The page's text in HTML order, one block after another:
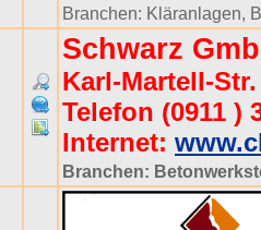
Branchen: Kläranlagen,
Schwarz
Karl-Martell-
Telefon (0911 )
Internet:
Branchen: